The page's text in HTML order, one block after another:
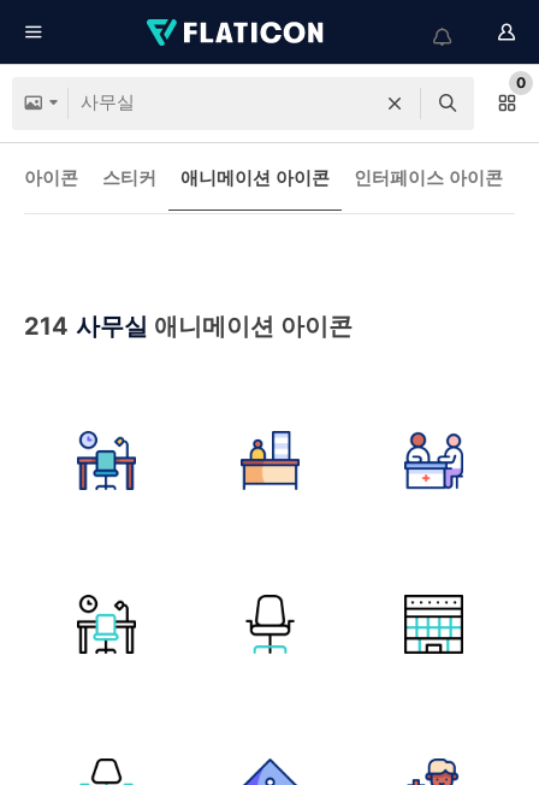
0
아이콘 스티커 애니메이션 아이콘 인터페이스 아이콘
214 사무실 애니메이션 아이콘